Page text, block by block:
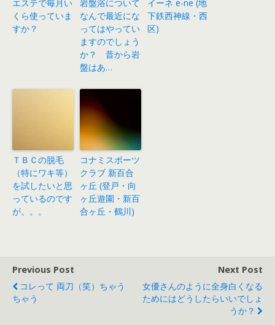
エステで毎月い
くら使っていま
すか？
岩盤浴について
なんで最近にな
ってはやってい
ますのでしょう
か？ 昔から岩
盤はあ…
イーネ e-ne (地
下鉄西神線・西
区)
ＴＢＣの脱毛
（特にワキ等）
を試したいと思
っているのです
が。。。
コナミスポーツ
クラブ 新百合
ヶ丘 (登戸・向
ヶ丘遊園・新百
合ヶ丘・鶴川)
Previous Post
コレって 両刀（笑）ちゃう
ちゃう
Next Post
女優さんのように全身白くなる
ためにはどうしたらいいでしょ
うか？